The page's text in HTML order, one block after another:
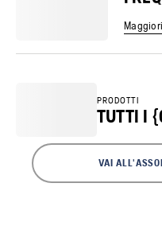
PRODOTTI
TUTTI I
VAI